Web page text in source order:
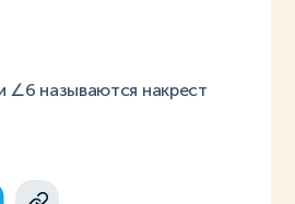
∠6 называются накрест